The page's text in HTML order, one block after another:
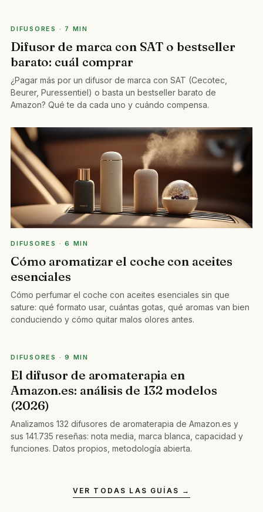
DIFUSORES · 7 MIN
Difusor de marca con SAT o bestseller
barato: cuál comprar
¿Pagar más por un difusor de marca con SAT (Cecotec,
Beurer, Puressentiel) o basta un bestseller barato de
Amazon? Qué te da cada uno y cuándo compensa.
DIFUSORES · 6 MIN
Cómo aromatizar el coche con aceites
esenciales
Cómo perfumar el coche con aceites esenciales sin que
sature: qué formato usar, cuántas gotas, qué aromas van bien
conduciendo y cómo quitar malos olores antes.
DIFUSORES · 9 MIN
El difusor de aromaterapia en
Amazon.es: análisis de 132 modelos
(2026)
Analizamos 132 difusores de aromaterapia de Amazon.es y
sus 141.735 reseñas: nota media, marca blanca, capacidad y
funciones. Datos propios, metodología abierta.
VER TODAS LAS GUÍAS →